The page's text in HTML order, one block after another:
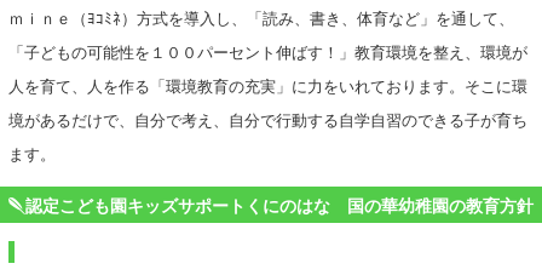
ｍｉｎｅ（ﾖｺﾐﾈ）方式を導入し、「読み、書き、体育など」を通して、
「子どもの可能性を１００パーセント伸ばす！」教育環境を整え、環境が
人を育て、人を作る「環境教育の充実」に力をいれております。そこに環
境があるだけで、自分で考え、自分で行動する自学自習のできる子が育ち
ます。
認定こども園キッズサポートくにのはな 国の華幼稚園の教育方針